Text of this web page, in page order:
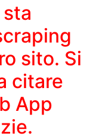
sta
sito. Si
citare
App